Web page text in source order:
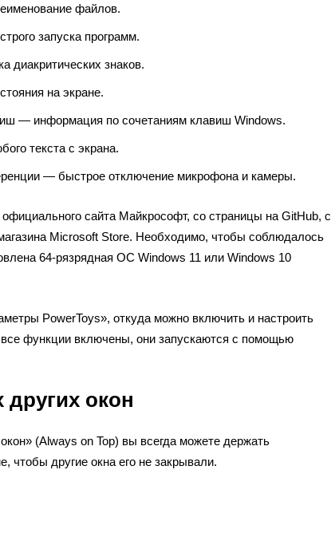
файлов.
запуска программ.
диакритических знаков.
на экране.
— информация по сочетаниям клавиш Windows.
текста с экрана.
— быстрое отключение микрофона и камеры.
сайта Майкрософт, со страницы на GitHub, с
Microsoft Store. Необходимо, чтобы соблюдалось
64-рязрядная ОС Windows 11 или Windows 10
PowerToys», откуда можно включить и настроить
функции включены, они запускаются с помощью
других окон
(Always on Top) вы всегда можете держать
чтобы другие окна его не закрывали.